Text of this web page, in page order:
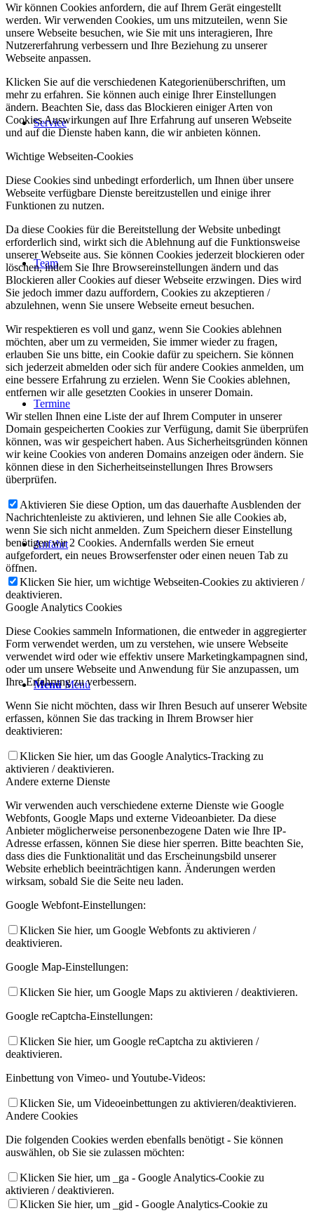
Service
Team
Termine
Anfahrt
Menü Menü
Wir können Cookies anfordern, die auf Ihrem Gerät eingestellt
werden. Wir verwenden Cookies, um uns mitzuteilen, wenn Sie
unsere Webseite besuchen, wie Sie mit uns interagieren, Ihre
Nutzererfahrung verbessern und Ihre Beziehung zu unserer
Webseite anpassen.
Klicken Sie auf die verschiedenen Kategorienüberschriften, um
mehr zu erfahren. Sie können auch einige Ihrer Einstellungen
ändern. Beachten Sie, dass das Blockieren einiger Arten von
Cookies Auswirkungen auf Ihre Erfahrung auf unseren Webseite
und auf die Dienste haben kann, die wir anbieten können.
Wichtige Webseiten-Cookies
Diese Cookies sind unbedingt erforderlich, um Ihnen über unsere
Webseite verfügbare Dienste bereitzustellen und einige ihrer
Funktionen zu nutzen.
Da diese Cookies für die Bereitstellung der Website unbedingt
erforderlich sind, wirkt sich die Ablehnung auf die Funktionsweise
unserer Webseite aus. Sie können Cookies jederzeit blockieren oder
löschen, indem Sie Ihre Browsereinstellungen ändern und das
Blockieren aller Cookies auf dieser Webseite erzwingen. Dies wird
Sie jedoch immer dazu auffordern, Cookies zu akzeptieren /
abzulehnen, wenn Sie unsere Webseite erneut besuchen.
Wir respektieren es voll und ganz, wenn Sie Cookies ablehnen
möchten, aber um zu vermeiden, Sie immer wieder zu fragen,
erlauben Sie uns bitte, ein Cookie dafür zu speichern. Sie können
sich jederzeit abmelden oder sich für andere Cookies anmelden, um
eine bessere Erfahrung zu erzielen. Wenn Sie Cookies ablehnen,
entfernen wir alle gesetzten Cookies in unserer Domain.
Wir stellen Ihnen eine Liste der auf Ihrem Computer in unserer
Domain gespeicherten Cookies zur Verfügung, damit Sie überprüfen
können, was wir gespeichert haben. Aus Sicherheitsgründen können
wir keine Cookies von anderen Domains anzeigen oder ändern. Sie
können diese in den Sicherheitseinstellungen Ihres Browsers
überprüfen.
Aktivieren Sie diese Option, um das dauerhafte Ausblenden der
Nachrichtenleiste zu aktivieren, und lehnen Sie alle Cookies ab,
wenn Sie sich nicht anmelden. Zum Speichern dieser Einstellung
benötigen wir 2 Cookies. Andernfalls werden Sie erneut
aufgefordert, ein neues Browserfenster oder einen neuen Tab zu
öffnen.
Klicken Sie hier, um wichtige Webseiten-Cookies zu aktivieren /
deaktivieren.
Google Analytics Cookies
Diese Cookies sammeln Informationen, die entweder in aggregierter
Form verwendet werden, um zu verstehen, wie unsere Webseite
verwendet wird oder wie effektiv unsere Marketingkampagnen sind,
oder um unsere Webseite und Anwendung für Sie anzupassen, um
Ihre Erfahrung zu verbessern.
Wenn Sie nicht möchten, dass wir Ihren Besuch auf unserer Website
erfassen, können Sie das tracking in Ihrem Browser hier
deaktivieren:
Klicken Sie hier, um das Google Analytics-Tracking zu
aktivieren / deaktivieren.
Andere externe Dienste
Wir verwenden auch verschiedene externe Dienste wie Google
Webfonts, Google Maps und externe Videoanbieter. Da diese
Anbieter möglicherweise personenbezogene Daten wie Ihre IP-
Adresse erfassen, können Sie diese hier sperren. Bitte beachten Sie,
dass dies die Funktionalität und das Erscheinungsbild unserer
Website erheblich beeinträchtigen kann. Änderungen werden
wirksam, sobald Sie die Seite neu laden.
Google Webfont-Einstellungen:
Klicken Sie hier, um Google Webfonts zu aktivieren /
deaktivieren.
Google Map-Einstellungen:
Klicken Sie hier, um Google Maps zu aktivieren / deaktivieren.
Google reCaptcha-Einstellungen:
Klicken Sie hier, um Google reCaptcha zu aktivieren /
deaktivieren.
Einbettung von Vimeo- und Youtube-Videos:
Klicken Sie, um Videoeinbettungen zu aktivieren/deaktivieren.
Andere Cookies
Die folgenden Cookies werden ebenfalls benötigt - Sie können
auswählen, ob Sie sie zulassen möchten:
Klicken Sie hier, um _ga - Google Analytics-Cookie zu
aktivieren / deaktivieren.
Klicken Sie hier, um _gid - Google Analytics-Cookie zu